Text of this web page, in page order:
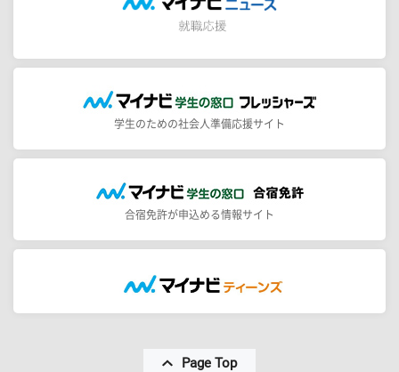
学生のための社会人準備応援サイト
合宿免許が申込める情報サイト
Page Top